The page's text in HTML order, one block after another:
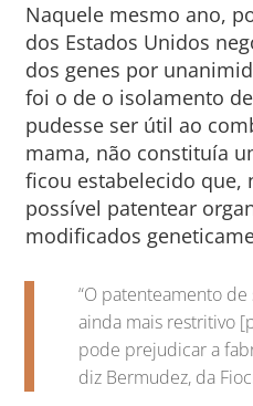
Naquele mesmo ano,
dos Estados Unidos
dos genes por
foi o de o isolamento
pudesse ser útil ao
mama, não constituía
ficou estabelecido que,
possível patentear
modificados
“O patenteamento
ainda mais restritivo
pode prejudicar a
diz Bermudez, da